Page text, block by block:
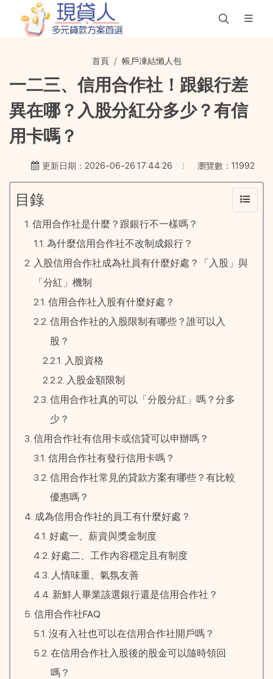
首頁 帳戶凍結懶人包
一二三、信用合作社！跟銀行差
異在哪？入股分紅分多少？有信
用卡嗎？
更新日期：2026-06-26 17:44:26 瀏覽數：11992
目錄
信用合作社是什麼？跟銀行不一樣嗎？
為什麼信用合作社不改制成銀行？
入股信用合作社成為社員有什麼好處？「入股」與
「分紅」機制
信用合作社入股有什麼好處？
信用合作社的入股限制有哪些？誰可以入
股？
入股資格
入股金額限制
信用合作社真的可以「分股分紅」嗎？分多
少？
信用合作社有信用卡或信貸可以申辦嗎？
信用合作社有發行信用卡嗎？
信用合作社常見的貸款方案有哪些？有比較
優惠嗎？
成為信用合作社的員工有什麼好處？
好處一、薪資與獎金制度
好處二、工作內容穩定且有制度
人情味重、氣氛友善
新鮮人畢業該選銀行還是信用合作社？
信用合作社FAQ
沒有入社也可以在信用合作社開戶嗎？
在信用合作社入股後的股金可以隨時領回
嗎？